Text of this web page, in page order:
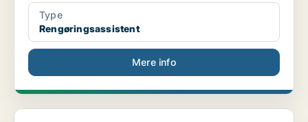
Type
Rengøringsassistent
Mere info
Hotel Housekeeping (WEEKEND WORK) #CORI Hornbæk Ho...